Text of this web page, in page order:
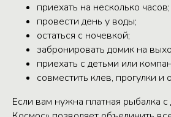
приехать на несколько часов;
провести день у воды;
остаться с ночевкой;
забронировать домик на
приехать с детьми или
совместить клев, прогулки и
Если вам нужна платная рыбалка